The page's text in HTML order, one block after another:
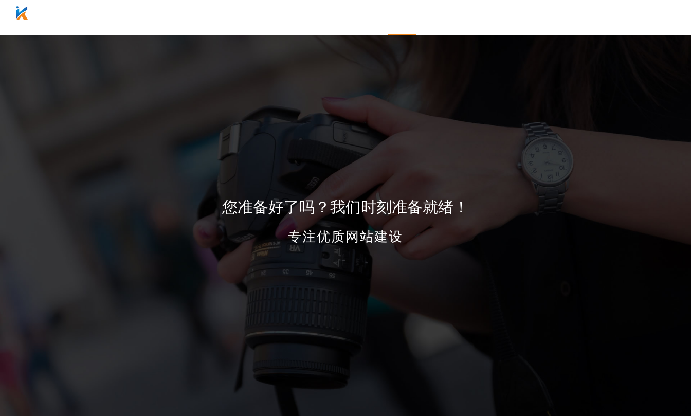
您准备好了吗？我们时刻准备就绪！
专注优质网站建设